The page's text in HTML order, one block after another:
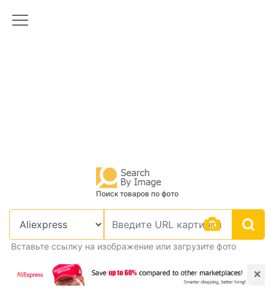
Поиск товаров по фото
Вставьте ссылку на изображение или загрузите фото
×